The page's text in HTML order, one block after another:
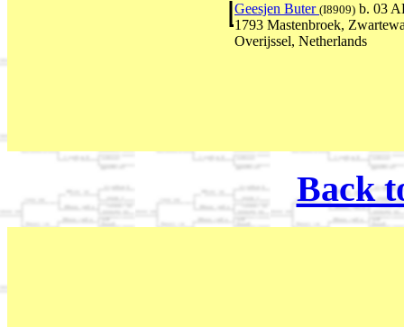
Geesjen Buter (I8909) b. 03
1793 Mastenbroek,
Overijssel, Netherlands
Back